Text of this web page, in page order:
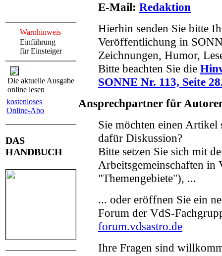
Warnhinweis
Einführung
für Einsteiger
Die aktuelle Ausgabe
online lesen
kostenloses
Online-Abo
DAS
HANDBUCH
E-Mail: Redaktion
Hierhin senden Sie bitte
Veröffentlichung in
Zeichnungen, Humor,
Bitte beachten Sie die
SONNE Nr. 113, Seite
Ansprechpartner für
Sie möchten einen Artikel
dafür Diskussion?
Bitte setzen Sie sich mit
Arbeitsgemeinschaften in
"Themengebiete"), ...
... oder eröffnen Sie ein
Forum der VdS-
forum.vdsastro.de
Ihre Fragen sind